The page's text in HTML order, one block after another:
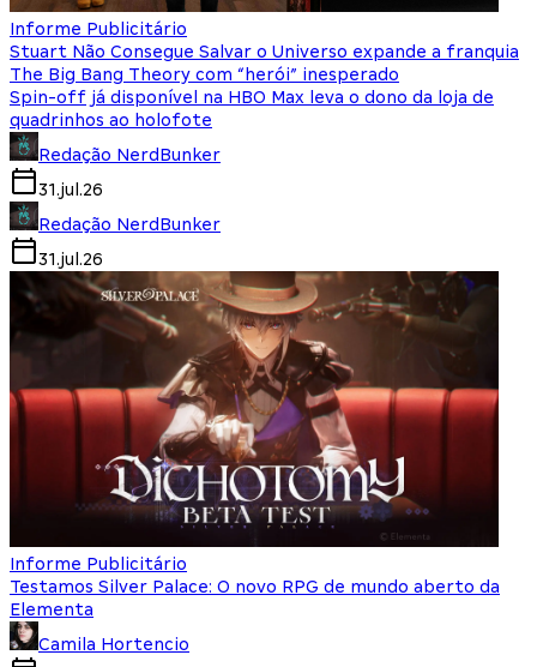
Informe Publicitário
Stuart Não Consegue Salvar o Universo expande a franquia
The Big Bang Theory com “herói” inesperado
Spin-off já disponível na HBO Max leva o dono da loja de
quadrinhos ao holofote
Redação NerdBunker
31.jul.26
Redação NerdBunker
31.jul.26
Informe Publicitário
Testamos Silver Palace: O novo RPG de mundo aberto da
Elementa
Camila Hortencio